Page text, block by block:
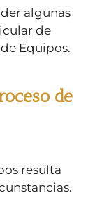
algunas
de
Equipos.
de
resulta